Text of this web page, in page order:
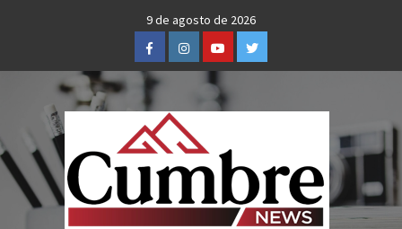
9 de agosto de 2026
FacebookInstagramYoutubeTwitter